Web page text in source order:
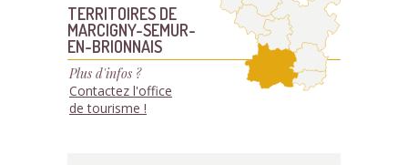
TERRITOIRES DE
MARCIGNY-SEMUR-
EN-BRIONNAIS
Plus d'infos ?
Contactez l'office
de tourisme !